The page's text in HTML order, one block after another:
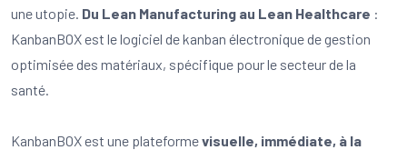
une utopie. Du Lean Manufacturing au Lean Healthcare :
KanbanBOX est le logiciel de kanban électronique de gestion
optimisée des matériaux, spécifique pour le secteur de la
santé.
KanbanBOX est une plateformevisuelle, immédiate, à la